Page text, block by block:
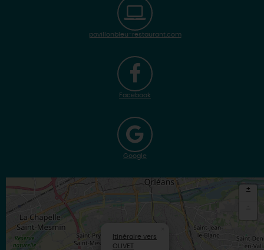
pavillonbleu-restaurant.com
Facebook
Google
Itinéraire vers
OLIVET
+
-